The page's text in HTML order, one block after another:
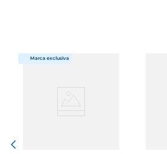
utilizado de diversas